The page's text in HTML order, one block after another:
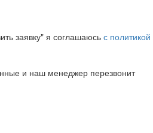
заявку" я соглашаюсь с политикой
и наш менеджер перезвонит